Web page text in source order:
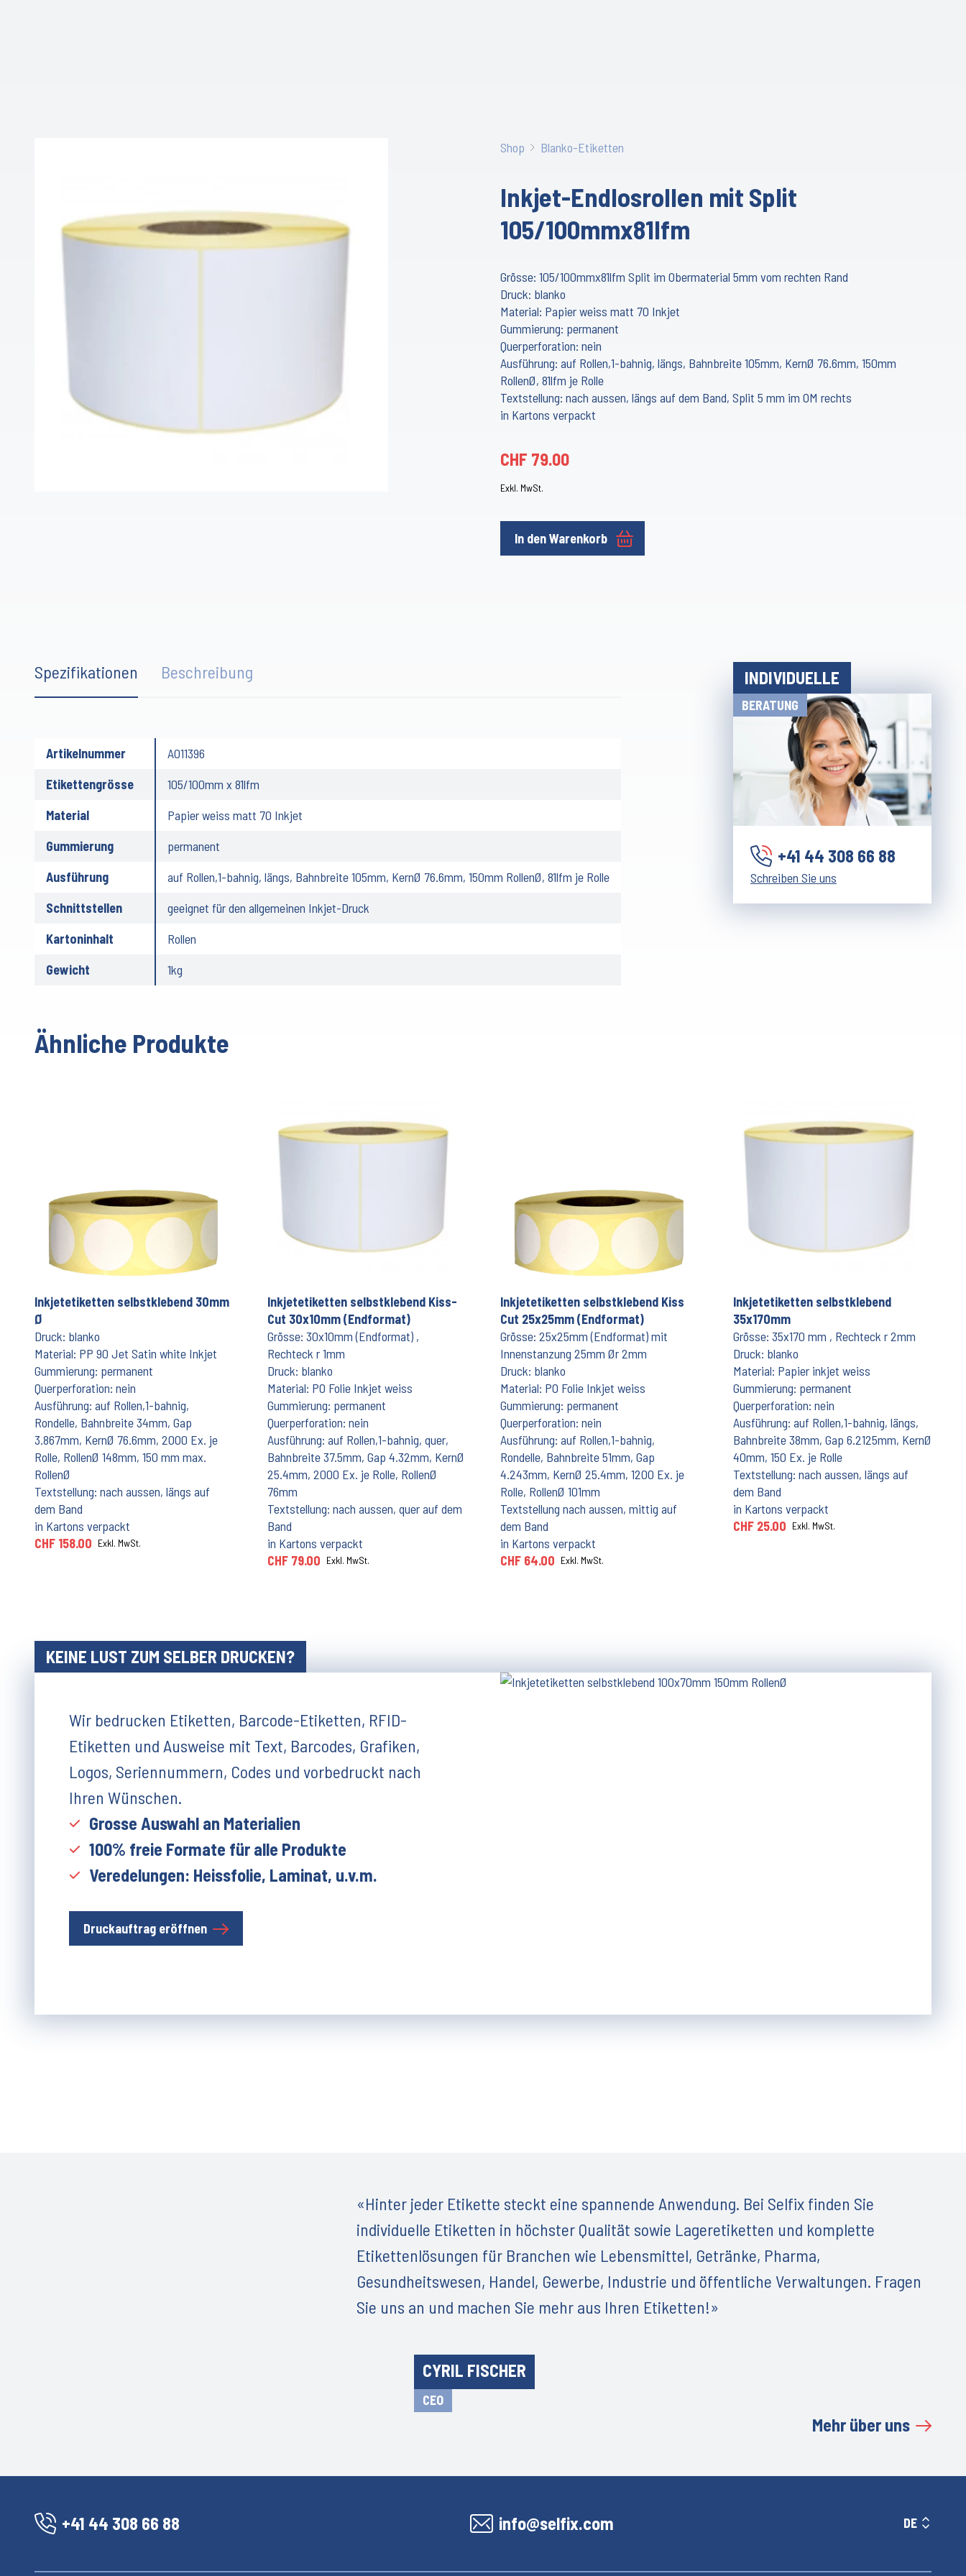
Shop Blanko-Etiketten
Inkjet-Endlosrollen mit Split
105/100mmx81lfm
Grösse: 105/100mmx81lfm Split im Obermaterial 5mm vom rechten Rand
Druck: blanko
Material: Papier weiss matt 70 Inkjet
Gummierung: permanent
Querperforation: nein
Ausführung: auf Rollen,1-bahnig, längs, Bahnbreite 105mm, KernØ 76.6mm, 150mm
RollenØ, 81lfm je Rolle
Textstellung: nach aussen, längs auf dem Band, Split 5 mm im OM rechts
in Kartons verpackt
CHF 79.00
Exkl. MwSt.
In den Warenkorb
Spezifikationen Beschreibung
Artikelnummer
A011396
Etikettengrösse
105/100mm x 81lfm
Material
Papier weiss matt 70 Inkjet
Gummierung
permanent
Ausführung
auf Rollen,1-bahnig, längs, Bahnbreite 105mm, KernØ 76.6mm, 150mm RollenØ, 81lfm je Rolle
Schnittstellen
geeignet für den allgemeinen Inkjet-Druck
Kartoninhalt
Rollen
Gewicht
1kg
INDIVIDUELLE
BERATUNG
+41 44 308 66 88
Schreiben Sie uns
Ähnliche Produkte
Inkjetetiketten selbstklebend 30mm
Ø
Druck: blanko
Material: PP 90 Jet Satin white Inkjet
Gummierung: permanent
Querperforation: nein
Ausführung: auf Rollen,1-bahnig,
Rondelle, Bahnbreite 34mm, Gap
3.867mm, KernØ 76.6mm, 2000 Ex. je
Rolle, RollenØ 148mm, 150 mm max.
RollenØ
Textstellung: nach aussen, längs auf
dem Band
in Kartons verpackt
CHF 158.00 Exkl. MwSt.
Inkjetetiketten selbstklebend Kiss-
Cut 30x10mm (Endformat)
Grösse: 30x10mm (Endformat) ,
Rechteck r 1mm
Druck: blanko
Material: PO Folie Inkjet weiss
Gummierung: permanent
Querperforation: nein
Ausführung: auf Rollen,1-bahnig, quer,
Bahnbreite 37.5mm, Gap 4.32mm, KernØ
25.4mm, 2000 Ex. je Rolle, RollenØ
76mm
Textstellung: nach aussen, quer auf dem
Band
in Kartons verpackt
CHF 79.00 Exkl. MwSt.
Inkjetetiketten selbstklebend Kiss
Cut 25x25mm (Endformat)
Grösse: 25x25mm (Endformat) mit
Innenstanzung 25mm Ør 2mm
Druck: blanko
Material: PO Folie Inkjet weiss
Gummierung: permanent
Querperforation: nein
Ausführung: auf Rollen,1-bahnig,
Rondelle, Bahnbreite 51mm, Gap
4.243mm, KernØ 25.4mm, 1200 Ex. je
Rolle, RollenØ 101mm
Textstellung nach aussen, mittig auf
dem Band
in Kartons verpackt
CHF 64.00 Exkl. MwSt.
Inkjetetiketten selbstklebend
35x170mm
Grösse: 35x170 mm , Rechteck r 2mm
Druck: blanko
Material: Papier inkjet weiss
Gummierung: permanent
Querperforation: nein
Ausführung: auf Rollen,1-bahnig, längs,
Bahnbreite 38mm, Gap 6.2125mm, KernØ
40mm, 150 Ex. je Rolle
Textstellung: nach aussen, längs auf
dem Band
in Kartons verpackt
CHF 25.00 Exkl. MwSt.
KEINE LUST ZUM SELBER DRUCKEN?
Wir bedrucken Etiketten, Barcode-Etiketten, RFID-
Etiketten und Ausweise mit Text, Barcodes, Grafiken,
Logos, Seriennummern, Codes und vorbedruckt nach
Ihren Wünschen.
Grosse Auswahl an Materialien
100% freie Formate für alle Produkte
Veredelungen: Heissfolie, Laminat, u.v.m.
Druckauftrag eröffnen
«Hinter jeder Etikette steckt eine spannende Anwendung. Bei Selfix finden Sie
individuelle Etiketten in höchster Qualität sowie Lageretiketten und komplette
Etikettenlösungen für Branchen wie Lebensmittel, Getränke, Pharma,
Gesundheitswesen, Handel, Gewerbe, Industrie und öffentliche Verwaltungen. Fragen
Sie uns an und machen Sie mehr aus Ihren Etiketten!»
CYRIL FISCHER
CEO
Mehr über uns
+41 44 308 66 88 info@selfix.com DE